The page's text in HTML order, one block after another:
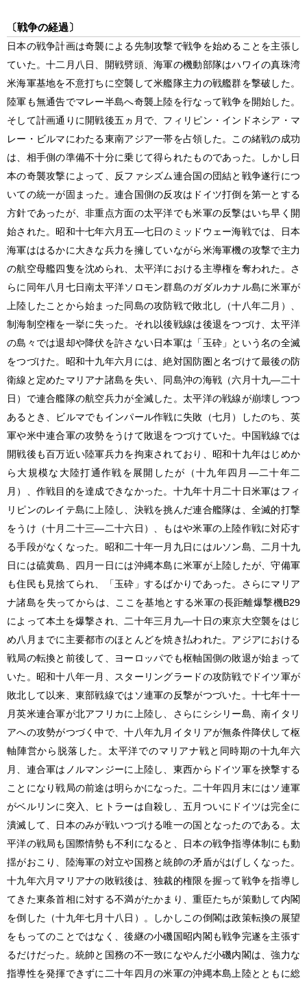
〔戦争の経過〕
日本の戦争計画は奇襲による先制攻撃で戦争を始めることを主張し
ていた。十二月八日、開戦劈頭、海軍の機動部隊はハワイの真珠湾
米海軍基地を不意打ちに空襲して米艦隊主力の戦艦群を撃破した。
陸軍も無通告でマレー半島へ奇襲上陸を行なって戦争を開始した。
そして計画通りに開戦後五ヵ月で、フィリピン・インドネシア・マ
レー・ビルマにわたる東南アジア一帯を占領した。この緒戦の成功
は、相手側の準備不十分に乗じて得られたものであった。しかし日
本の奇襲攻撃によって、反ファシズム連合国の団結と戦争遂行につ
いての統一が固まった。連合国側の反攻はドイツ打倒を第一とする
方針であったが、非重点方面の太平洋でも米軍の反撃はいち早く開
始された。昭和十七年六月五―七日のミッドウェー海戦では、日本
海軍ははるかに大きな兵力を擁していながら米海軍機の攻撃で主力
の航空母艦四隻を沈められ、太平洋における主導権を奪われた。さ
らに同年八月七日南太平洋ソロモン群島のガダルカナル島に米軍が
上陸したことから始まった同島の攻防戦で敗北し（十八年二月）、
制海制空権を一挙に失った。それ以後戦線は後退をつづけ、太平洋
の島々では退却や降伏を許さない日本軍は「玉砕」という名の全滅
をつづけた。昭和十九年六月には、絶対国防圏と名づけて最後の防
衛線と定めたマリアナ諸島を失い、同島沖の海戦（六月十九―二十
日）で連合艦隊の航空兵力が全滅した。太平洋の戦線が崩壊しつつ
あるとき、ビルマでもインパール作戦に失敗（七月）したのち、英
軍や米中連合軍の攻勢をうけて敗退をつづけていた。中国戦線では
開戦後も百万近い陸軍兵力を拘束されており、昭和十九年はじめか
ら大規模な大陸打通作戦を展開したが（十九年四月―二十年二
月）、作戦目的を達成できなかった。十九年十月二十日米軍はフィ
リピンのレイテ島に上陸し、決戦を挑んだ連合艦隊は、全滅的打撃
をうけ（十月二十三―二十六日）、もはや米軍の上陸作戦に対応す
る手段がなくなった。昭和二十年一月九日にはルソン島、二月十九
日には硫黄島、四月一日には沖縄本島に米軍が上陸したが、守備軍
も住民も見捨てられ、「玉砕」するばかりであった。さらにマリア
ナ諸島を失ってからは、ここを基地とする米軍の長距離爆撃機B29
によって本土を爆撃され、二十年三月九―十日の東京大空襲をはじ
め八月までに主要都市のほとんどを焼き払われた。アジアにおける
戦局の転換と前後して、ヨーロッパでも枢軸国側の敗退が始まって
いた。昭和十八年一月、スターリングラードの攻防戦でドイツ軍が
敗北して以来、東部戦線ではソ連軍の反撃がつづいた。十七年十一
月英米連合軍が北アフリカに上陸し、さらにシシリー島、南イタリ
アへの攻勢がつづく中で、十八年九月イタリアが無条件降伏して枢
軸陣営から脱落した。太平洋でのマリアナ戦と同時期の十九年六
月、連合軍はノルマンジーに上陸し、東西からドイツ軍を挾撃する
ことになり戦局の前途は明らかになった。二十年四月末にはソ連軍
がベルリンに突入、ヒトラーは自殺し、五月ついにドイツは完全に
潰滅して、日本のみが戦いつづける唯一の国となったのである。太
平洋の戦局も国際情勢も不利になると、日本の戦争指導体制にも動
揺がおこり、陸海軍の対立や国務と統帥の矛盾がはげしくなった。
十九年六月マリアナの敗戦後は、独裁的権限を握って戦争を指導し
てきた東条首相に対する不満がたかまり、重臣たちが策動して内閣
を倒した（十九年七月十八日）。しかしこの倒閣は政策転換の展望
をもってのことではなく、後継の小磯国昭内閣も戦争完遂を主張す
るだけだった。統帥と国務の不一致になやんだ小磯内閣は、強力な
指導性を発揮できずに二十年四月の米軍の沖縄本島上陸とともに総